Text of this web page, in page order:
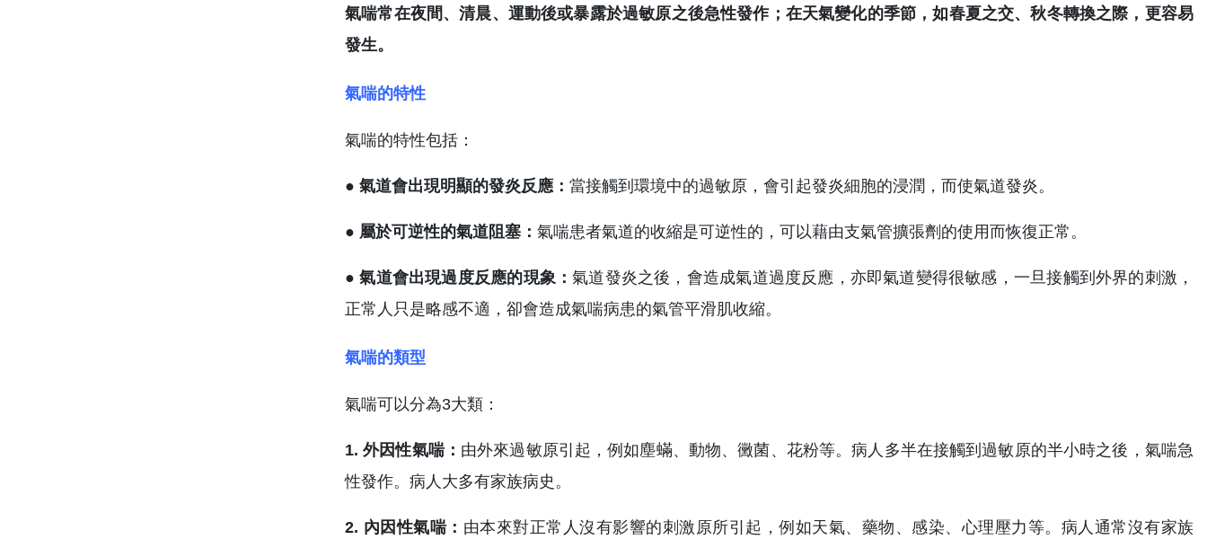
氣喘常在夜間、清晨、運動後或暴露於過敏原之後急性發作；在天氣變化的季節，如春夏之交、秋冬轉換之際，更容易
發生。
氣喘的特性
氣喘的特性包括：
● 氣道會出現明顯的發炎反應： 當接觸到環境中的過敏原，會引起發炎細胞的浸潤，而使氣道發炎。
● 屬於可逆性的氣道阻塞： 氣喘患者氣道的收縮是可逆性的，可以藉由支氣管擴張劑的使用而恢復正常。
● 氣道會出現過度反應的現象：氣道發炎之後，會造成氣道過度反應，亦即氣道變得很敏感，一旦接觸到外界的刺激，
正常人只是略感不適，卻會造成氣喘病患的氣管平滑肌收縮。
氣喘的類型
氣喘可以分為3大類：
1. 外因性氣喘： 由外來過敏原引起，例如塵蟎、動物、黴菌、花粉等。病人多半在接觸到過敏原的半小時之後，氣喘急
性發作。病人大多有家族病史。
2. 內因性氣喘： 由本來對正常人沒有影響的刺激原所引起，例如天氣、藥物、感染、心理壓力等。病人通常沒有家族